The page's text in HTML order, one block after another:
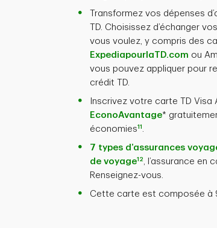
Transformez vos dépenses
TD. Choisissez d’échanger
vous voulez, y compris des
ExpediapourlaTD.com ou
vous pouvez appliquer pour
crédit TD.
Inscrivez votre carte TD Visa
EconoAvantage*
économies11 .
7 types d’assurances
de voyage12 , l’assurance en
Renseignez-vous.
Cette carte est composée à